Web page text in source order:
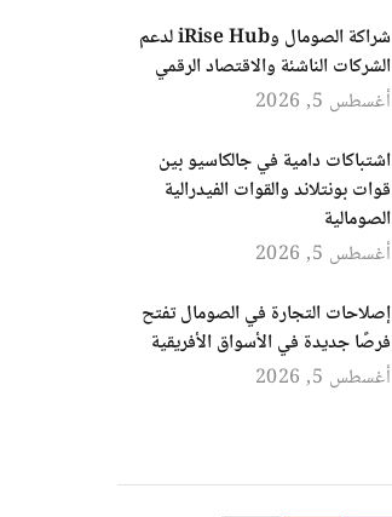
شراكة الصومال وiRise Hub لدعم
الشركات الناشئة والاقتصاد الرقمي
أغسطس 5, 2026
اشتباكات دامية في جالكاسيو بين
قوات بونتلاند والقوات الفيدرالية
الصومالية
أغسطس 5, 2026
إصلاحات التجارة في الصومال تفتح
فرصًا جديدة في الأسواق الأفريقية
أغسطس 5, 2026